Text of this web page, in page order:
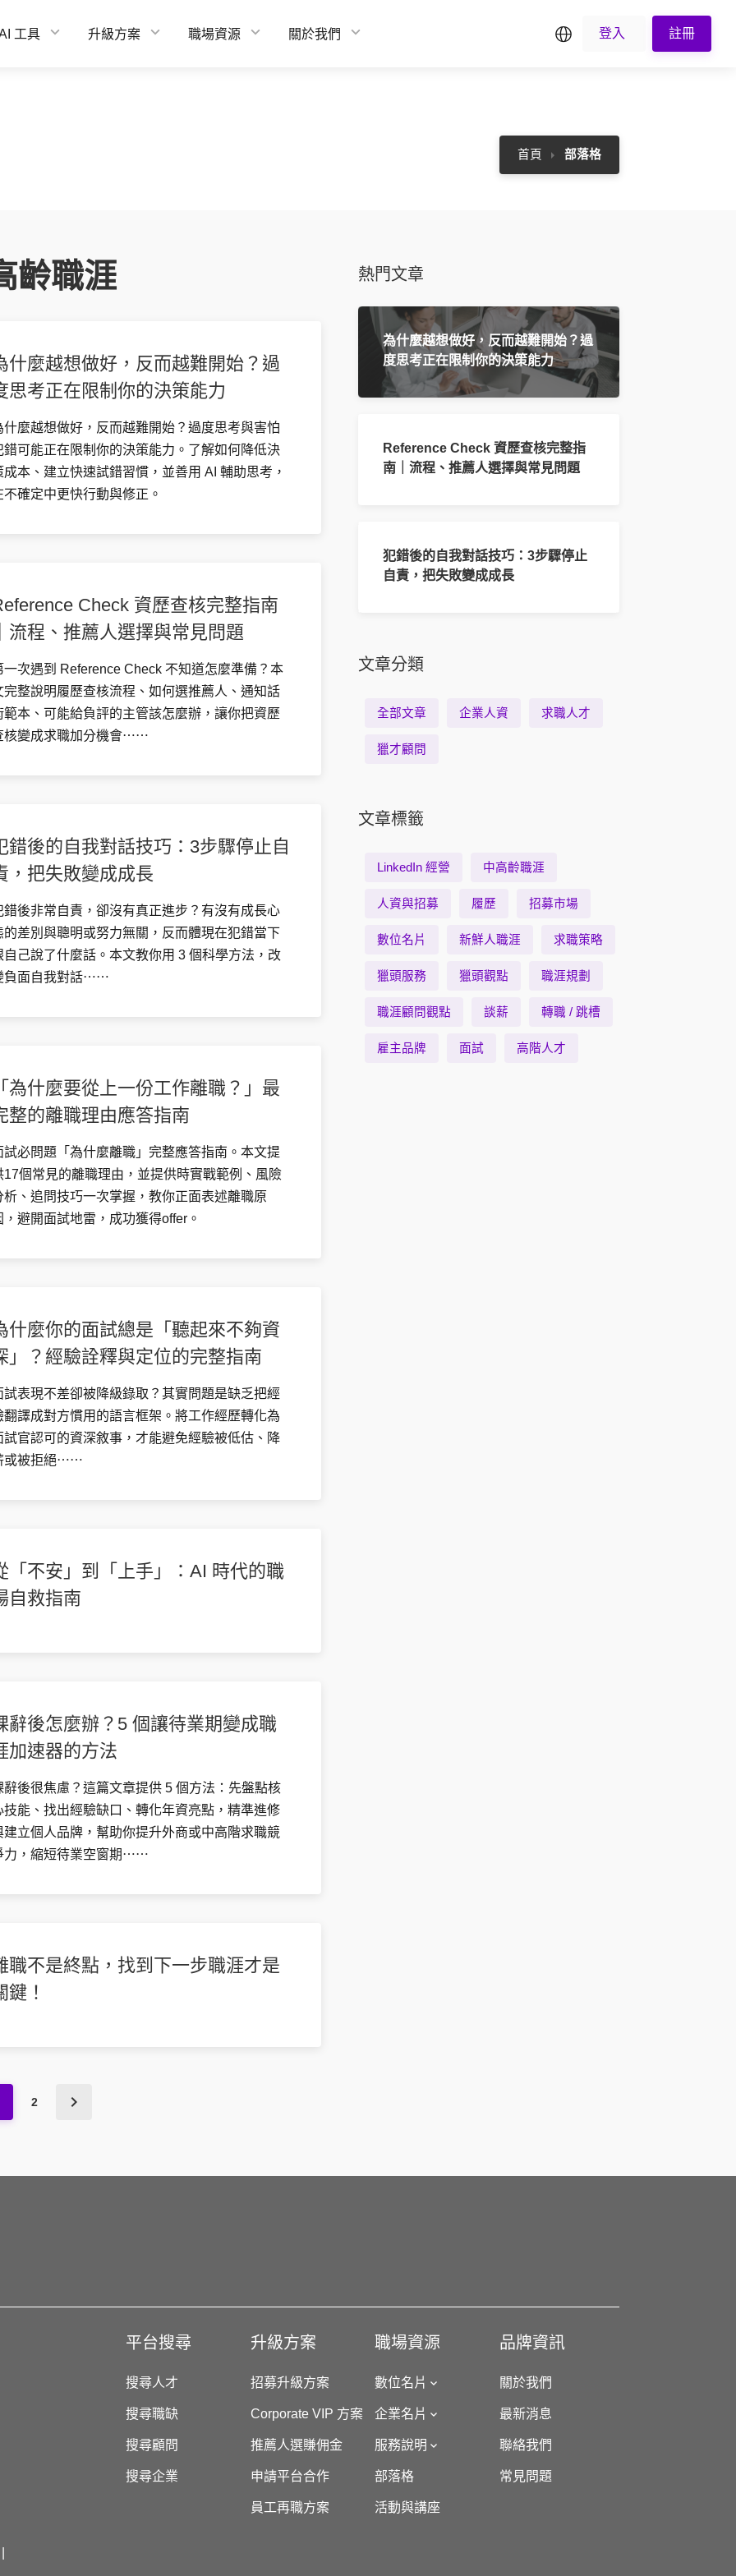
工具 升級方案 職場資源 關於我們 繁中登入 註冊
首頁 部落格
齡職涯
什麼越想做好，反而越難開始？過
思考正在限制你的決策能力
什麼越想做好，反而越難開始？過度思考與害怕
錯可能正在限制你的決策能力。了解如何降低決
成本、建立快速試錯習慣，並善用 AI 輔助思考，
不確定中更快行動與修正。
Check 資歷查核完整指南
流程、推薦人選擇與常見問題
一次遇到 Reference Check 不知道怎麼準備？本
完整說明履歷查核流程、如何選推薦人、通知話
範本、可能給負評的主管該怎麼辦，讓你把資歷
核變成求職加分機會⋯⋯
錯後的自我對話技巧：3步驟停止自
，把失敗變成成長
錯後非常自責，卻沒有真正進步？有沒有成長心
的差別與聰明或努力無關，反而體現在犯錯當下
自己說了什麼話。本文教你用 3 個科學方法，改
負面自我對話⋯⋯
為什麼要從上一份工作離職？」最
整的離職理由應答指南
試必問題「為什麼離職」完整應答指南。本文提
17個常見的離職理由，並提供時實戰範例、風險
析、追問技巧一次掌握，教你正面表述離職原
，避開面試地雷，成功獲得offer。
什麼你的面試總是「聽起來不夠資
」？經驗詮釋與定位的完整指南
試表現不差卻被降級錄取？其實問題是缺乏把經
翻譯成對方慣用的語言框架。將工作經歷轉化為
試官認可的資深敘事，才能避免經驗被低估、降
或被拒絕⋯⋯
「不安」到「上手」：AI 時代的職
自救指南
辭後怎麼辦？5 個讓待業期變成職
加速器的方法
辭後很焦慮？這篇文章提供 5 個方法：先盤點核
技能、找出經驗缺口、轉化年資亮點，精準進修
建立個人品牌，幫助你提升外商或中高階求職競
力，縮短待業空窗期⋯⋯
職不是終點，找到下一步職涯才是
鍵！
2
熱門文章
為什麼越想做好，反而越難開始？過
度思考正在限制你的決策能力
Reference Check 資歷查核完整指
南｜流程、推薦人選擇與常見問題
犯錯後的自我對話技巧：3步驟停止
自責，把失敗變成成長
文章分類
全部文章 企業人資 求職人才
獵才顧問
文章標籤
LinkedIn 經營 中高齡職涯
人資與招募 履歷 招募市場
數位名片 新鮮人職涯 求職策略
獵頭服務 獵頭觀點 職涯規劃
職涯顧問觀點 談薪 轉職 / 跳槽
雇主品牌 面試 高階人才
平台搜尋
搜尋人才
搜尋職缺
搜尋顧問
搜尋企業
升級方案
招募升級方案
Corporate VIP 方案
推薦人選賺佣金
申請平台合作
員工再職方案
職場資源
數位名片
企業名片
服務說明
部落格
活動與講座
品牌資訊
關於我們
最新消息
聯絡我們
常見問題